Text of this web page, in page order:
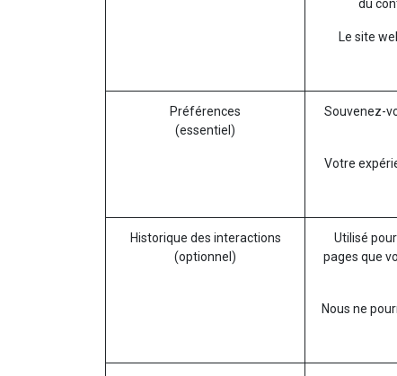
du
Le site
Préférences
(essentiel)
Souvenez-
Votre
Historique des interactions
(optionnel)
Utilisé
pages que
Nous ne